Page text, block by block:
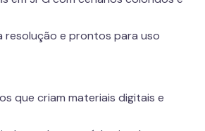
resolução e prontos para uso
que criam materiais digitais e